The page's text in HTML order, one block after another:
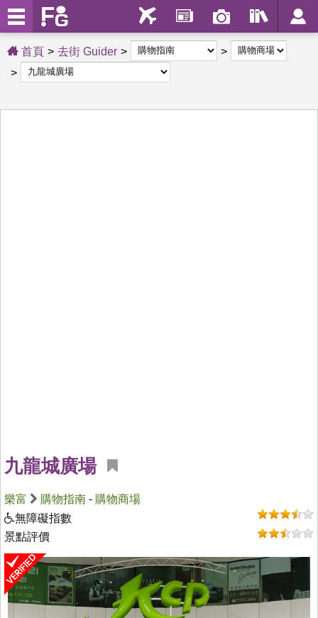
首頁 去街 Guider
九龍城廣場
樂富 購物指南 - 購物商場
無障礙指數
景點評價